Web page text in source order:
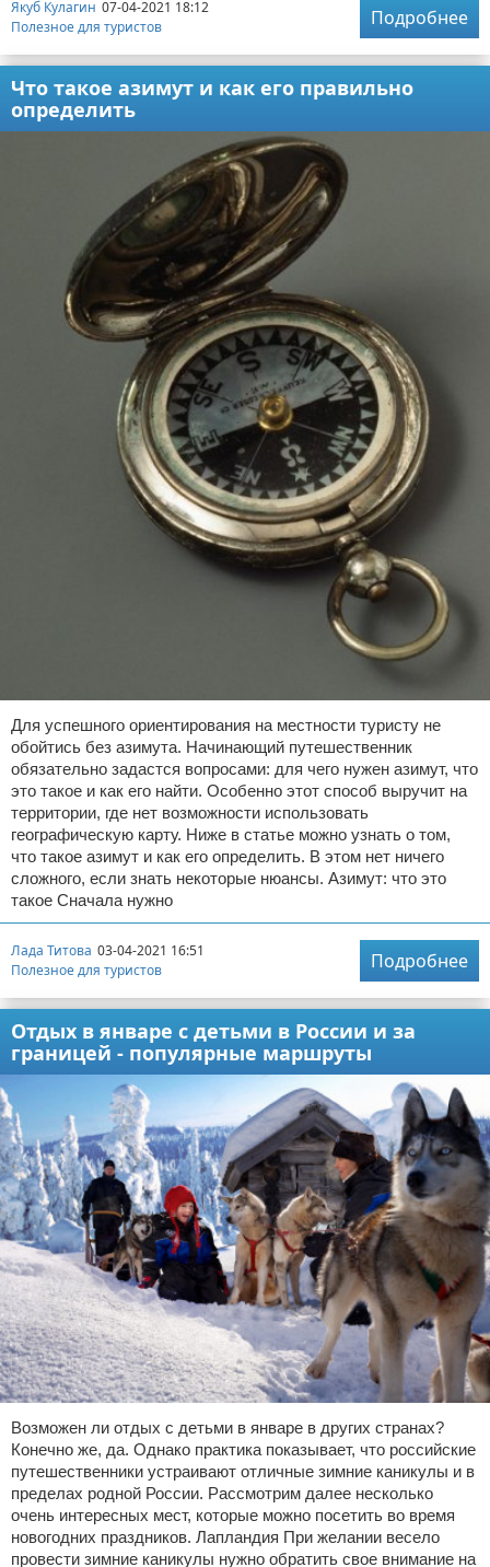
Якуб Кулагин 07-04-2021 18:12
Полезное для туристов
Подробнее
Что такое азимут и как его правильно
определить
Для успешного ориентирования на местности туристу не
обойтись без азимута. Начинающий путешественник
обязательно задастся вопросами: для чего нужен азимут, что
это такое и как его найти. Особенно этот способ выручит на
территории, где нет возможности использовать
географическую карту. Ниже в статье можно узнать о том,
что такое азимут и как его определить. В этом нет ничего
сложного, если знать некоторые нюансы. Азимут: что это
такое Сначала нужно
Лада Титова 03-04-2021 16:51
Полезное для туристов
Подробнее
Отдых в январе с детьми в России и за
границей - популярные маршруты
Возможен ли отдых с детьми в январе в других странах?
Конечно же, да. Однако практика показывает, что российские
путешественники устраивают отличные зимние каникулы и в
пределах родной России. Рассмотрим далее несколько
очень интересных мест, которые можно посетить во время
новогодних праздников. Лапландия При желании весело
провести зимние каникулы нужно обратить свое внимание на